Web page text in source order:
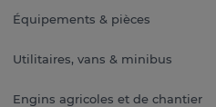
Équipements & pièces
Utilitaires, vans & minibus
Engins agricoles et de chantier